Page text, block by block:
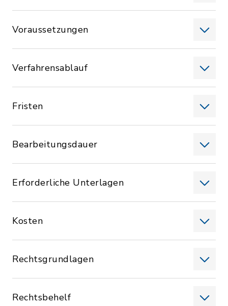
Voraussetzungen
Verfahrensablauf
Fristen
Bearbeitungsdauer
Erforderliche Unterlagen
Kosten
Rechtsgrundlagen
Rechtsbehelf